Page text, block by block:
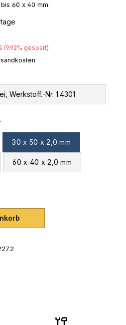
60 x 40 mm.
Preis:
(9.92% gespart)
Werkstoff.-Nr. 1.4301
auswählen
30 x 50 x 2,0 mm
60 x 40 x 2,0 mm
Gib den